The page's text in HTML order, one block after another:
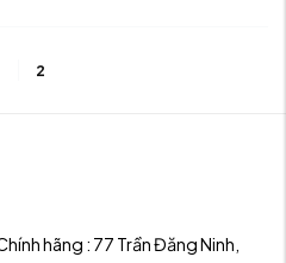
2
hãng : 77 Trần Đăng Ninh,